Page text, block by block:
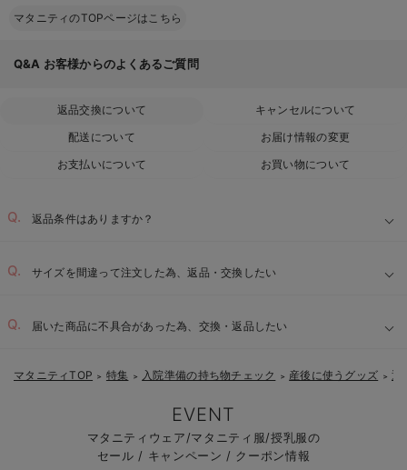
マタニティのTOPページはこちら
Q&A お客様からのよくあるご質問
返品交換について
キャンセルについて
配送について
お届け情報の変更
お支払いについて
お買い物について
返品条件はありますか？
サイズを間違って注文した為、返品・交換したい
届いた商品に不具合があった為、交換・返品したい
マタニティTOP ＞ 特集 ＞ 入院準備の持ち物チェック ＞ 産後に使うグッズ ＞ 退
EVENT
マタニティウェア/マタニティ服/授乳服の
セール / キャンペーン / クーポン情報